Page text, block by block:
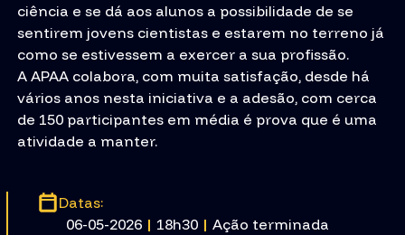
ciência e se dá aos alunos a possibilidade de se
sentirem jovens cientistas e estarem no terreno já
como se estivessem a exercer a sua profissão.
A APAA colabora, com muita satisfação, desde há
vários anos nesta iniciativa e a adesão, com cerca
de 150 participantes em média é prova que é uma
atividade a manter.
Datas:
06-05-2026 | 18h30 | Ação terminada